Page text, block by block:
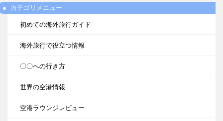
カテゴリメニュー
初めての海外旅行ガイド
海外旅行で役立つ情報
〇〇への行き方
世界の空港情報
空港ラウンジレビュー